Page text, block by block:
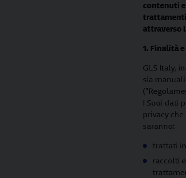
contenuti
attraverso
1. Finalità
GLS Italy,
sia
I Suoi dati
privacy
saranno:
trattati
raccolti